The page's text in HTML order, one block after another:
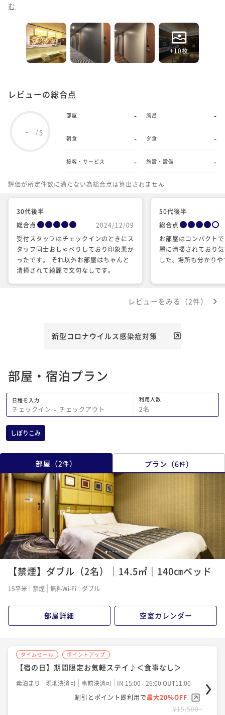
む
+10枚
レビューの総合点
- /5
部屋 - 風呂 -
朝食 - 夕食 -
接客・サービス - 施設・設備 -
評価が所定件数に満たない為総合点は算出されません
30代後半
総合点
2024/12/09
受付スタッフはチェックインのときにス
タッフ同士おしゃべりしており印象悪か
ったです。 それ以外お部屋はちゃんと
清掃されて綺麗で文句なしです。
50代後半
総合点
お部屋はコンパクト
麗に清掃されており
した｡ 場所も分かり
レビューをみる（2件）
新型コロナウイルス感染症対策
部屋・宿泊プラン
日程を入力
チェックイン − チェックアウト
利用人数
2名
しぼりこみ
部屋 （2件） プラン （6件）
12345
【禁煙】ダブル（2名）｜14.5㎡｜140㎝ベッド
15平米 禁煙 無料Wi-Fi ダブル
部屋詳細 空室カレンダー
タイムセール ポイントアップ
【宿の日】期間限定お気軽ステイ♪＜食事なし＞
素泊まり 現地決済可 事前決済可
IN 15:00 - 26:00 OUT11:00
割引とポイント即利用で最大20％OFF
¥15,500~